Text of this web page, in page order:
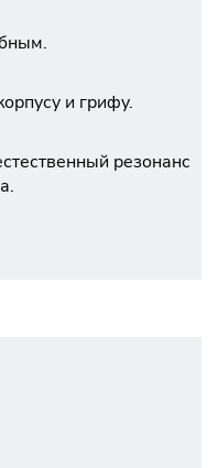
и грифу.
резонанс